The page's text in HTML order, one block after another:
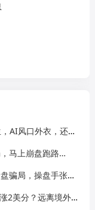
，还是老牌分销套路！
马上崩盘跑路…
奕多次收割山东会员，看
远离境外园区杀猪盘！